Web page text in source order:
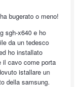
bugerato o meno!
sgh-x640 e ho
da un tedesco
ho installato
il cavo come porta
istallare un
della samsung.